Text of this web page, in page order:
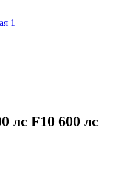
1
лс F10 600 лс